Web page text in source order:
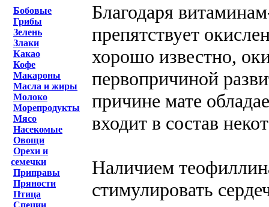
Бобовые
Грибы
Зелень
Злаки
Какао
Кофе
Макароны
Масла и жиры
Молоко
Морепродукты
Мясо
Насекомые
Овощи
Орехи и
семечки
Приправы
Пряности
Птица
Специи
Благодаря
препятствует
хорошо известно,
первопричиной
причине мате
входит в состав
Наличием
стимулировать